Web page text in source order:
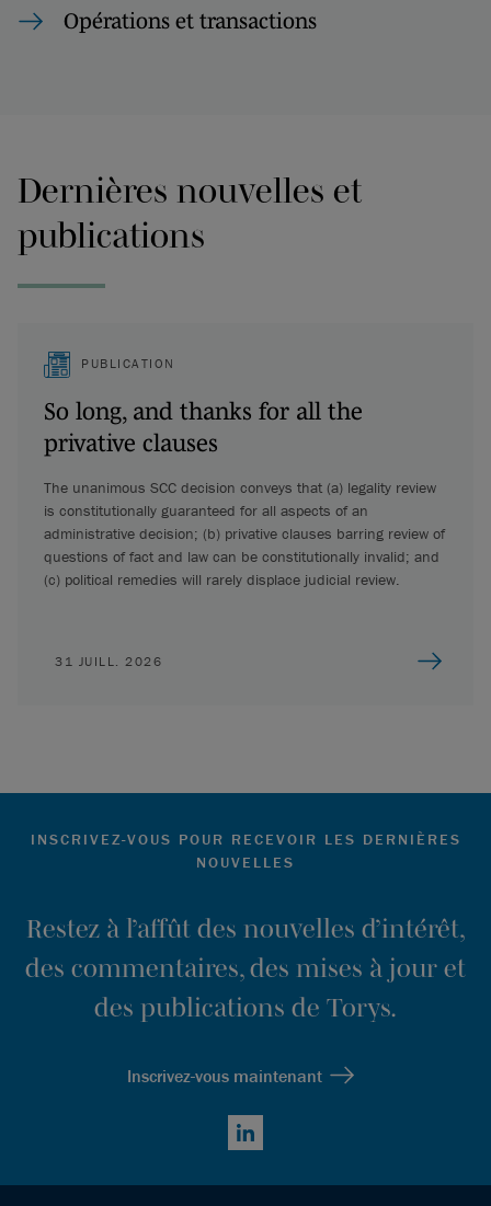
Opérations et transactions
Dernières nouvelles et
publications
PUBLICATION
So long, and thanks for all the
privative clauses
The unanimous SCC decision conveys that (a) legality review
is constitutionally guaranteed for all aspects of an
administrative decision; (b) privative clauses barring review of
questions of fact and law can be constitutionally invalid; and
(c) political remedies will rarely displace judicial review.
31 JUILL. 2026
INSCRIVEZ-VOUS POUR RECEVOIR LES DERNIÈRES
NOUVELLES
Restez à l’affût des nouvelles d’intérêt,
des commentaires, des mises à jour et
des publications de Torys.
Inscrivez-vous maintenant
LinkedIn